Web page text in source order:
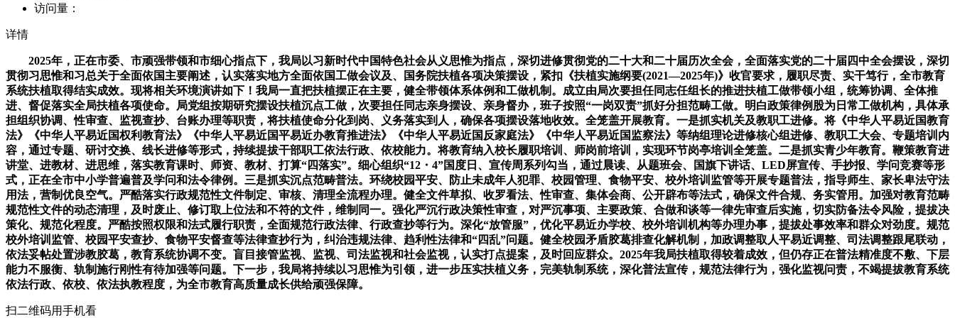
访问量：
详情
2025年，正在市委、市顽强带领和市细心指点下，我局以习新时代中国特色社会从义思惟为指点，深切进修贯彻党的二十大和二十届历次全会，全面落实党的二十届四中全会摆设，深切
贯彻习思惟和习总关于全面依国主要阐述，认实落实地方全面依国工做会议及、国务院扶植各项决策摆设，紧扣《扶植实施纲要(2021—2025年)》收官要求，履职尽责、实干笃行，全市教育
系统扶植取得结实成效。现将相关环境演讲如下！我局一直把扶植摆正在主要，健全带领体系体例和工做机制。成立由局次要担任同志任组长的推进扶植工做带领小组，统筹协调、全体推
进、督促落实全局扶植各项使命。局党组按期研究摆设扶植沉点工做，次要担任同志亲身摆设、亲身督办，班子按照“一岗双责”抓好分担范畴工做。明白政策律例股为日常工做机构，具体承
担组织协调、性审查、监视查抄、台账办理等职责，将扶植使命分化到岗、义务落实到人，确保各项摆设落地收效。全笼盖开展教育。一是抓实机关及教职工进修。将《中华人平易近国教育
法》《中华人平易近国权利教育法》《中华人平易近国平易近办教育推进法》《中华人平易近国反家庭法》《中华人平易近国监察法》等纳组理论进修核心组进修、教职工大会、专题培训内
容，通过专题、研讨交换、线长进修等形式，持续提拔干部职工依法行政、依校能力。将教育纳入校长履职培训、师岗前培训，实现环节岗亭培训全笼盖。二是抓实青少年教育。鞭策教育进
讲堂、进教材、进思维，落实教育课时、师资、教材、打算“四落实”。细心组织“12・4”国度日、宣传周系列勾当，通过晨读、从题班会、国旗下讲话、LED屏宣传、手抄报、学问竞赛等形
式，正在全市中小学普遍普及学问和法令律例。三是抓实沉点范畴普法。环绕校园平安、防止未成年人犯罪、校园管理、食物平安、校外培训监管等开展专题普法，指导师生、家长卑法守法
用法，营制优良空气。严酷落实行政规范性文件制定、审核、清理全流程办理。健全文件草拟、收罗看法、性审查、集体会商、公开辟布等法式，确保文件合规、务实管用。加强对教育范畴
规范性文件的动态清理，及时废止、修订取上位法和不符的文件，维制同一。强化严沉行政决策性审查，对严沉事项、主要政策、合做和谈等一律先审查后实施，切实防备法令风险，提拔决
策化、规范化程度。严酷按照权限和法式履行职责，全面规范行政法律、行政查抄等行为。深化“放管服”，优化平易近办学校、校外培训机构等办理办事，提拔处事效率和群众对劲度。规范
校外培训监管、校园平安查抄、食物平安督查等法律查抄行为，纠治违规法律、趋利性法律和“四乱”问题。健全校园矛盾胶葛排查化解机制，加政调整取人平易近调整、司法调整跟尾联动，
依法妥帖处置涉教胶葛，教育系统协调不变。盲目接管监视、监视、司法监视和社会监视，认实打点提案，及时回应群众。2025年我局扶植取得较着成效，但仍存正在普法精准度不敷、下层
能力不服衡、轨制施行刚性有待加强等问题。下一步，我局将持续以习思惟为引领，进一步压实扶植义务，完美轨制系统，深化普法宣传，规范法律行为，强化监视问责，不竭提拔教育系统
依法行政、依校、依法执教程度，为全市教育高质量成长供给顽强保障。
扫二维码用手机看